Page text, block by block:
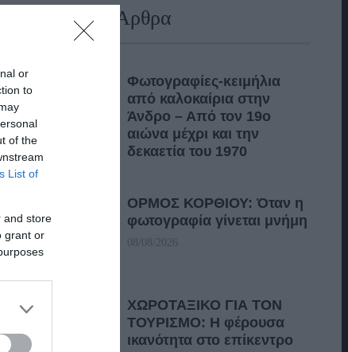
or
to
of the
List of
and store
grant or
Πρόσφατα Άρθρα
Φωτογραφίες-κειμήλια
από καλοκαίρια στην
Άνδρο – Από τον 19ο
αιώνα μέχρι και την
δεκαετία του 1970
08/08/2026
ΟΡΜΟΣ ΚΟΡΘΙΟΥ: Όταν η
φωτογραφία γίνεται μνήμη
08/08/2026
ΧΩΡΟΤΑΞΙΚΟ ΓΙΑ ΤΟΝ
ΤΟΥΡΙΣΜΟ: Η φέρουσα
ικανότητα στο επίκεντρο